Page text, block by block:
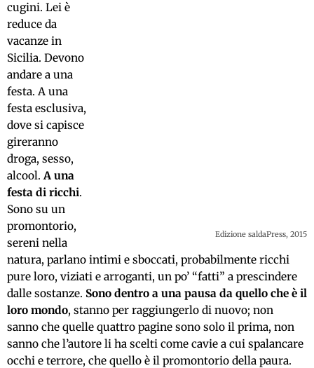
Edizione saldaPress, 2015
cugini. Lei è
reduce da
vacanze in
Sicilia. Devono
andare a una
festa. A una
festa esclusiva,
dove si capisce
gireranno
droga, sesso,
alcool.A una
festa di ricchi.
Sono su un
promontorio,
sereni nella
natura, parlano intimi e sboccati, probabilmente ricchi
pure loro, viziati e arroganti, un po’ “fatti” a prescindere
dalle sostanze. Sono dentro a una pausa da quello che è il
loro mondo, stanno per raggiungerlo di nuovo; non
sanno che quelle quattro pagine sono solo il prima, non
sanno che l’autore li ha scelti come cavie a cui spalancare
occhi e terrore, che quello è il promontorio della paura.